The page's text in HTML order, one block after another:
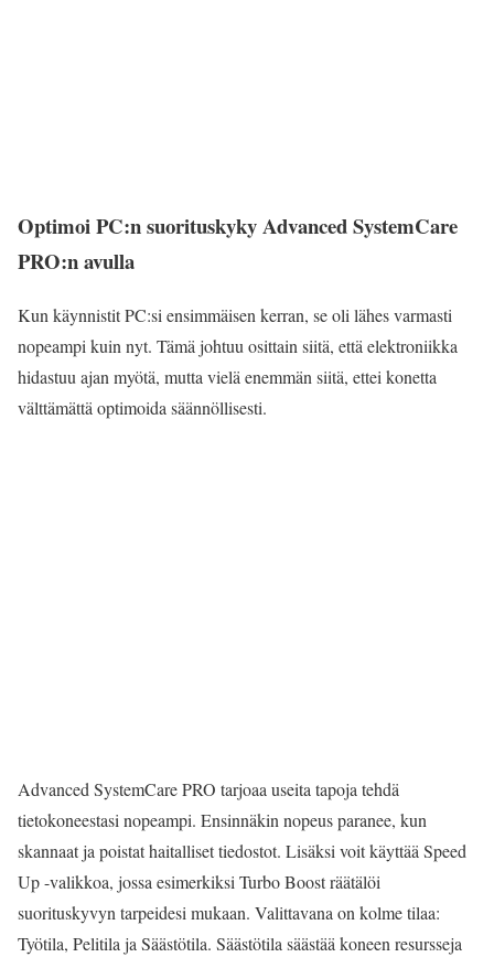
Optimoi PC:n suorituskyky Advanced SystemCare
PRO:n avulla
Kun käynnistit PC:si ensimmäisen kerran, se oli lähes varmasti
nopeampi kuin nyt. Tämä johtuu osittain siitä, että elektroniikka
hidastuu ajan myötä, mutta vielä enemmän siitä, ettei konetta
välttämättä optimoida säännöllisesti.
Advanced SystemCare PRO tarjoaa useita tapoja tehdä
tietokoneestasi nopeampi. Ensinnäkin nopeus paranee, kun
skannaat ja poistat haitalliset tiedostot. Lisäksi voit käyttää Speed
Up -valikkoa, jossa esimerkiksi Turbo Boost räätälöi
suorituskyvyn tarpeidesi mukaan. Valittavana on kolme tilaa:
Työtila, Pelitila ja Säästötila. Säästötila säästää koneen resursseja